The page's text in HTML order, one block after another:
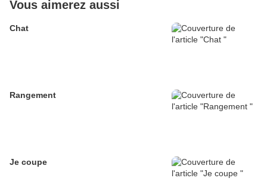
Vous aimerez aussi
Chat
Rangement
Je coupe